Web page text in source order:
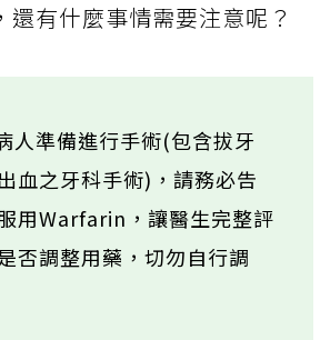
還有什麼事情需要注意呢？
人準備進行手術(包含拔牙
血之牙科手術)，請務必告
用Warfarin，讓醫生完整評
否調整用藥，切勿自行調